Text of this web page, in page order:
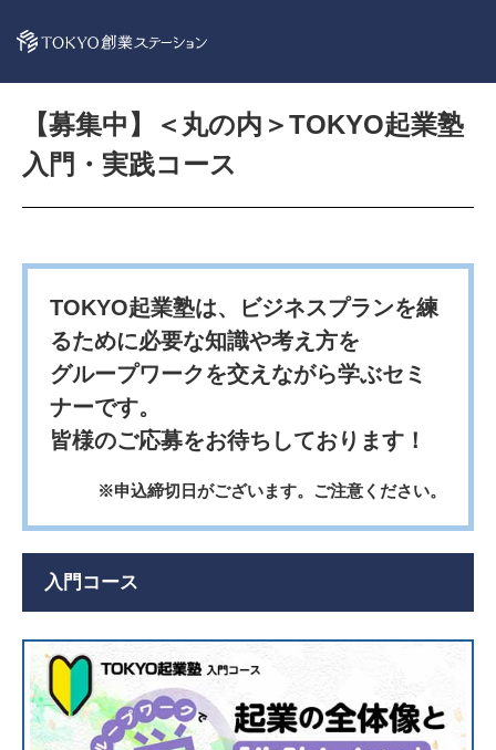
【募集中】＜丸の内＞TOKYO起業塾
入門・実践コース
TOKYO起業塾は、ビジネスプランを練
るために必要な知識や考え方を
グループワークを交えながら学ぶセミ
ナーです。
皆様のご応募をお待ちしております！
※申込締切日がございます。ご注意ください。
入門コース